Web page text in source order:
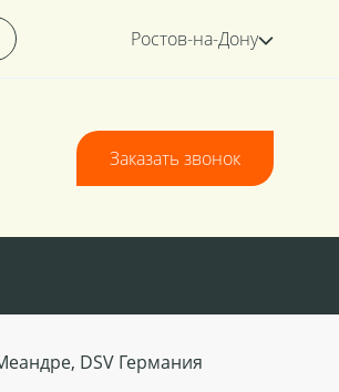
Ростов-на-Дону
Заказать звонок
DSV Германия